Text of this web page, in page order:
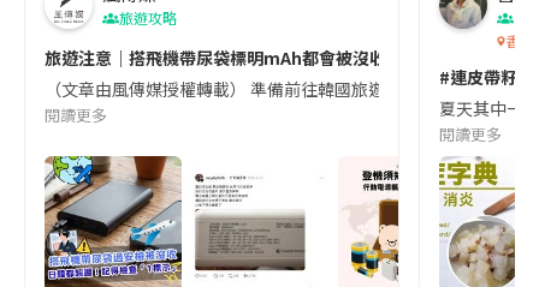
旅遊攻略
旅遊注意｜搭飛機帶尿袋標明mAh都會被沒收😱出發前切記檢查
（文章由風傳媒授權轉載） 準備前往韓國旅遊的民眾，近期要
閱讀更多
香港
#連皮帶籽
夏天其中一
閱讀更多